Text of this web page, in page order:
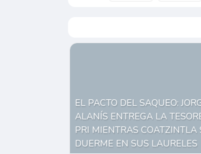
EL PACTO DEL SAQUEO:
ALANÍS ENTREGA LA
PRI MIENTRAS COATZINTLA
DUERME EN SUS LAURELES